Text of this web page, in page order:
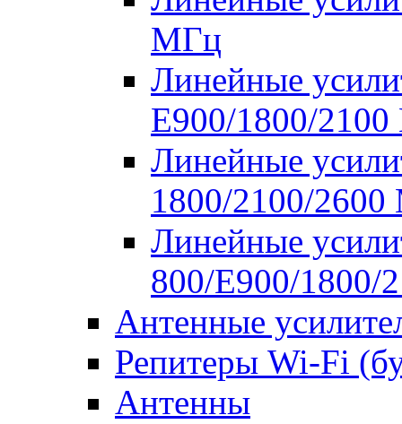
МГц
Линейные
E900/1800/
Линейные
1800/2100/
Линейные
800/E900/
Антенные
Репитеры Wi-Fi
Антенны